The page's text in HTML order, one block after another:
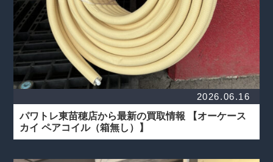
2026.06.16
パワトレ東苗穂店から最新の買取情報
【オーケース
カイ ペアコイル（箱無し）】